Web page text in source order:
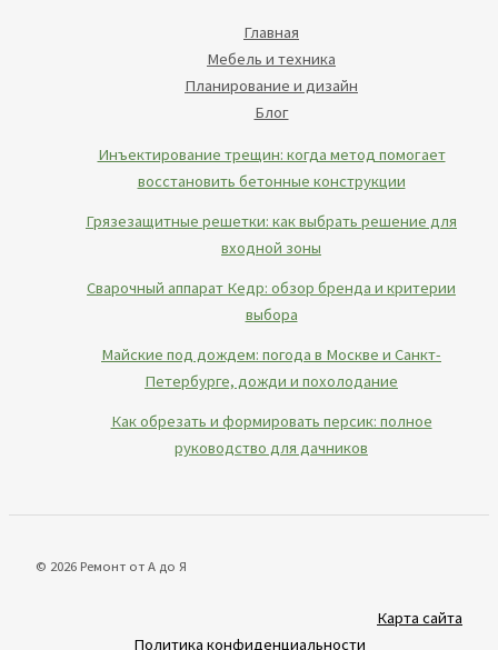
Главная
Мебель и техника
Планирование и дизайн
Блог
Инъектирование трещин: когда метод помогает
восстановить бетонные конструкции
Грязезащитные решетки: как выбрать решение для
входной зоны
Сварочный аппарат Кедр: обзор бренда и критерии
выбора
Майские под дождем: погода в Москве и Санкт-
Петербурге, дожди и похолодание
Как обрезать и формировать персик: полное
руководство для дачников
© 2026 Ремонт от А до Я
Карта сайта
Политика конфиденциальности